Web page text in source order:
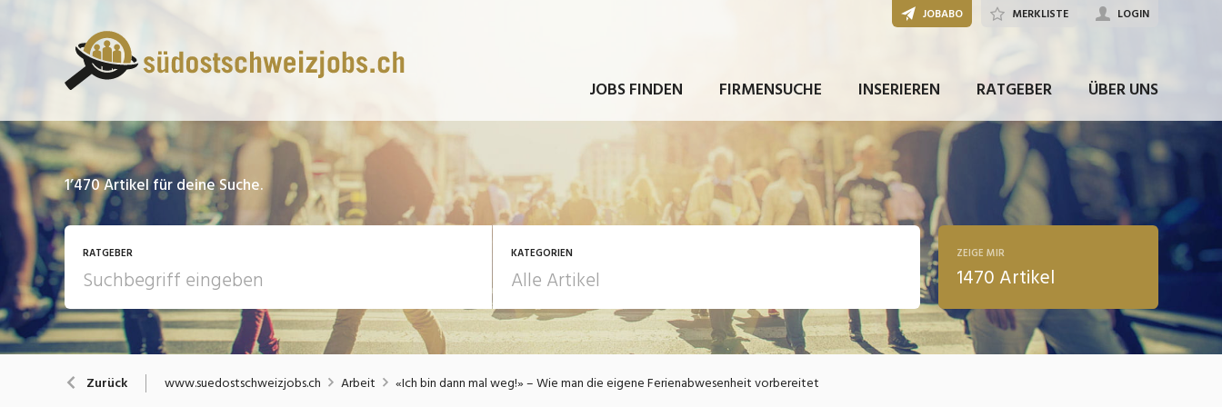
JOBS FINDEN FIRMENSUCHE INSERIEREN RATGEBER ÜBER UNS
JOBABO MERKLISTE LOGIN
1’470Artikel für deine Suche.
RATGEBER KATEGORIEN
13 Fragen - 13 Antworten Arbeit
Ausbildung / Weiterbildung
Bewerbung / Rekrutierung
ZEIGE MIR
1470 Artikel
Zurück www.suedostschweizjobs.ch Arbeit «Ich bin dann mal weg!» – Wie man die eigene Ferienabwesenheit vorbereitet